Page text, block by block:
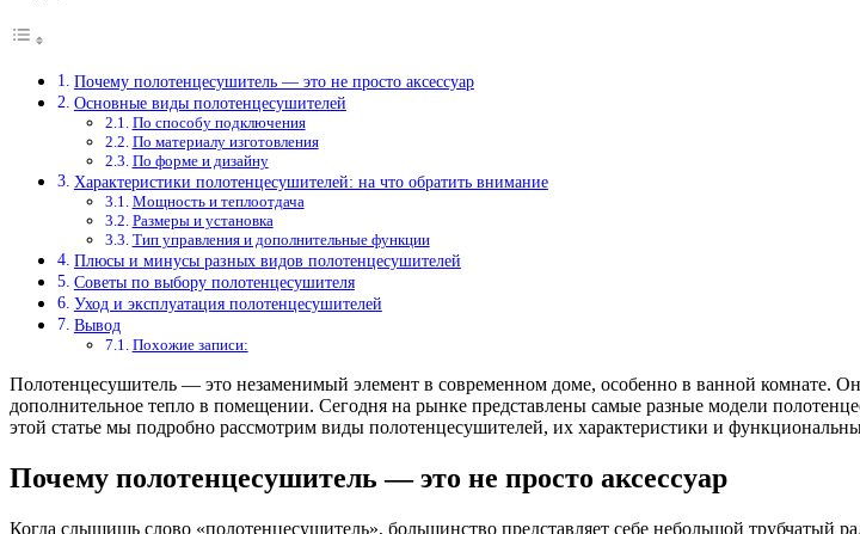
Почему полотенцесушитель — это не просто аксессуар
Основные виды полотенцесушителей
По способу подключения
По материалу изготовления
По форме и дизайну
Характеристики полотенцесушителей: на что обратить внимание
Мощность и теплоотдача
Размеры и установка
Тип управления и дополнительные функции
Плюсы и минусы разных видов полотенцесушителей
Советы по выбору полотенцесушителя
Уход и эксплуатация полотенцесушителей
Вывод
Похожие записи:
Полотенцесушитель — это незаменимый элемент в современном доме, особенно в ванной комнате.
дополнительное тепло в помещении. Сегодня на рынке представлены самые разные модели
этой статье мы подробно рассмотрим виды полотенцесушителей, их характеристики и
Почему полотенцесушитель — это не просто аксессуар
Когда слышишь слово «полотенцесушитель», большинство представляет себе небольшой трубчатый